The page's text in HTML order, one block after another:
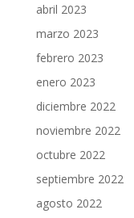
abril 2023
marzo 2023
febrero 2023
enero 2023
diciembre 2022
noviembre 2022
octubre 2022
septiembre 2022
agosto 2022